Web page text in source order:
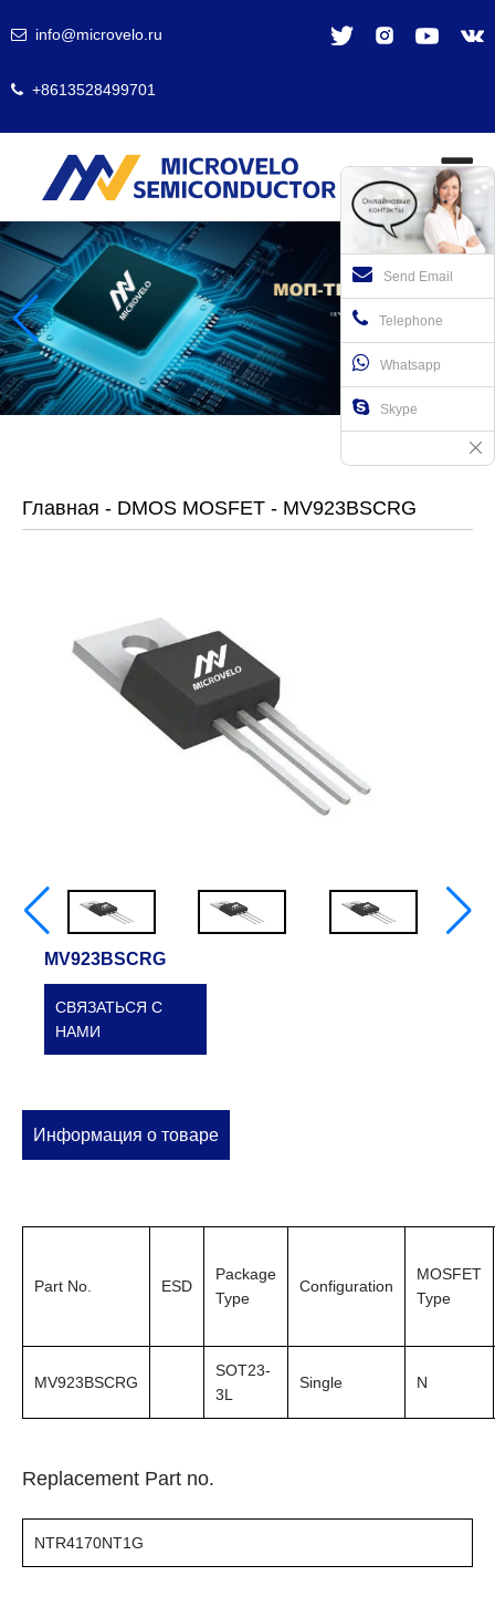
info@microvelo.ru
+8613528499701
Главная - DMOS MOSFET - MV923BSCRG
MV923BSCRG
СВЯЗАТЬСЯ С
НАМИ
Информация о товаре
Part No. ESD
Package
Type
Configuration
MOSFET
Type
MV923BSCRG
SOT23-
3L
Single N
Replacement Part no.
NTR4170NT1G
Send Email
Telephone
Whatsapp
Skype